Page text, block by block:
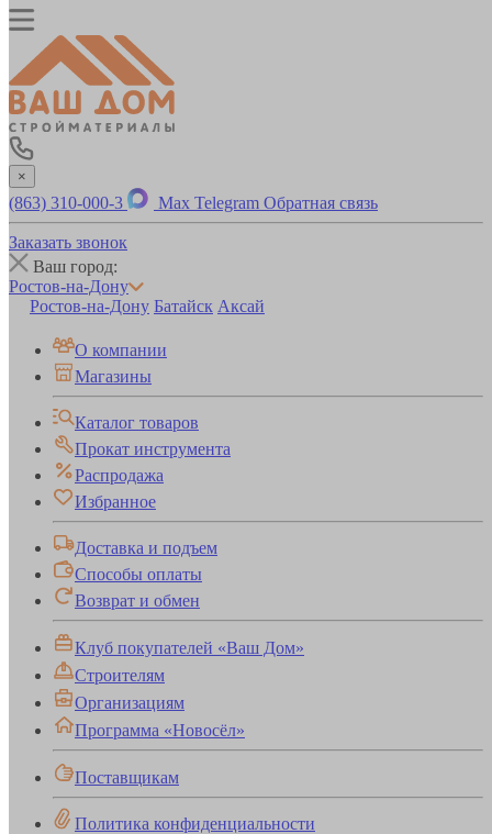
×
(863) 310-000-3 Max Telegram Обратная связь
Заказать звонок
Ваш город:
Ростов-на-Дону
Ростов-на-Дону Батайск Аксай
О компании
Магазины
Каталог товаров
Прокат инструмента
Распродажа
Избранное
Доставка и подъем
Способы оплаты
Возврат и обмен
Клуб покупателей «Ваш Дом»
Строителям
Организациям
Программа «Новосёл»
Поставщикам
Политика конфиденциальности